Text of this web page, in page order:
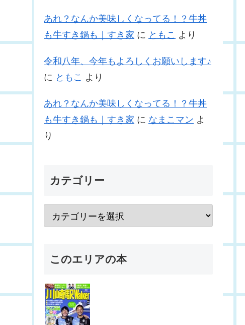
あれ？なんか美味しくなってる！？牛丼
も牛すき鍋も｜すき家 に ともこ より
令和八年、今年もよろしくお願いします♪
に ともこ より
あれ？なんか美味しくなってる！？牛丼
も牛すき鍋も｜すき家 に なまこマン よ
り
カテゴリー
このエリアの本